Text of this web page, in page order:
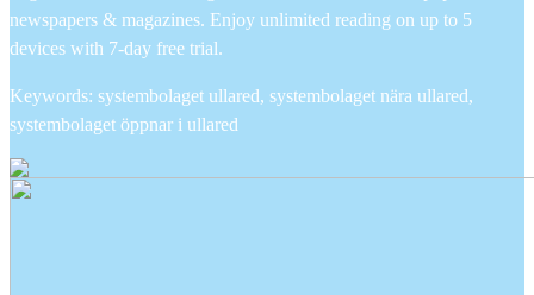
newspapers & magazines. Enjoy unlimited reading on up to 5
devices with 7-day free trial.
Keywords: systembolaget ullared, systembolaget nära ullared,
systembolaget öppnar i ullared